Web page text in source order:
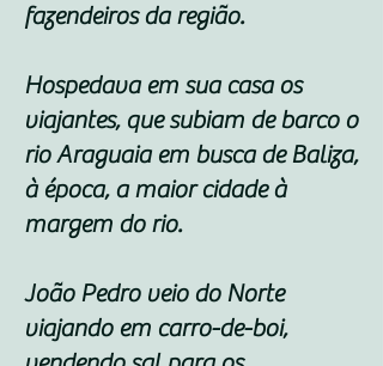
fazendeiros da região.
Hospedava em sua casa os
viajantes, que subiam de barco o
rio Araguaia em busca de Baliza,
à época, a maior cidade à
margem do rio.
João Pedro veio do Norte
viajando em carro-de-boi,